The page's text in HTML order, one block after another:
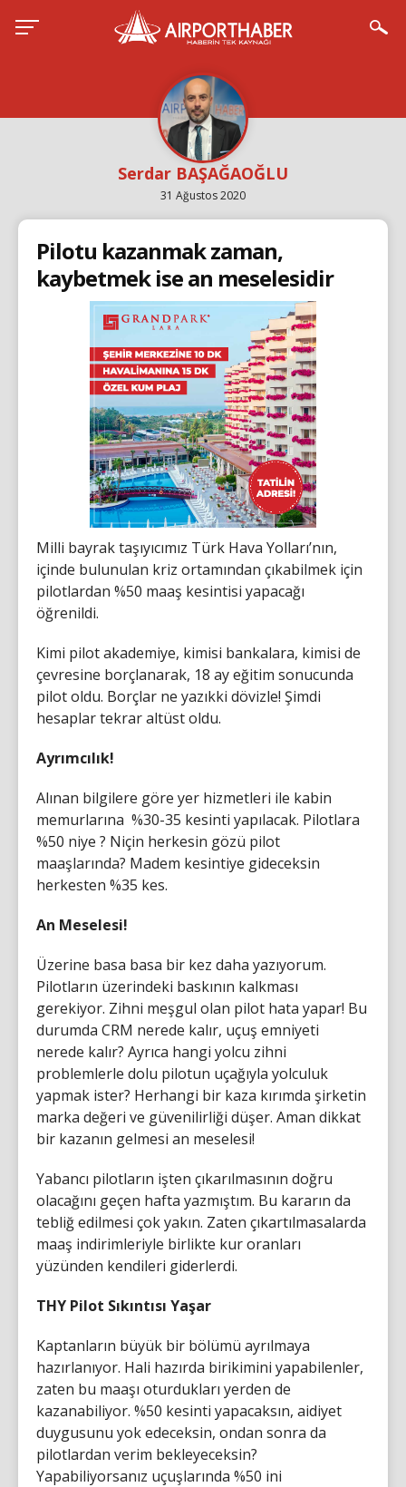
Serdar BAŞAĞAOĞLU
31 Ağustos 2020
Pilotu kazanmak zaman,
kaybetmek ise an meselesidir
Milli bayrak taşıyıcımız Türk Hava Yolları’nın,
içinde bulunulan kriz ortamından çıkabilmek için
pilotlardan %50 maaş kesintisi yapacağı
öğrenildi.
Kimi pilot akademiye, kimisi bankalara, kimisi de
çevresine borçlanarak, 18 ay eğitim sonucunda
pilot oldu. Borçlar ne yazıkki dövizle! Şimdi
hesaplar tekrar altüst oldu.
Ayrımcılık!
Alınan bilgilere göre yer hizmetleri ile kabin
memurlarına %30-35 kesinti yapılacak. Pilotlara
%50 niye ? Niçin herkesin gözü pilot
maaşlarında? Madem kesintiye gideceksin
herkesten %35 kes.
An Meselesi!
Üzerine basa basa bir kez daha yazıyorum.
Pilotların üzerindeki baskının kalkması
gerekiyor. Zihni meşgul olan pilot hata yapar! Bu
durumda CRM nerede kalır, uçuş emniyeti
nerede kalır? Ayrıca hangi yolcu zihni
problemlerle dolu pilotun uçağıyla yolculuk
yapmak ister? Herhangi bir kaza kırımda şirketin
marka değeri ve güvenilirliği düşer. Aman dikkat
bir kazanın gelmesi an meselesi!
Yabancı pilotların işten çıkarılmasının doğru
olacağını geçen hafta yazmıştım. Bu kararın da
tebliğ edilmesi çok yakın. Zaten çıkartılmasalarda
maaş indirimleriyle birlikte kur oranları
yüzünden kendileri giderlerdi.
THY Pilot Sıkıntısı Yaşar
Kaptanların büyük bir bölümü ayrılmaya
hazırlanıyor. Hali hazırda birikimini yapabilenler,
zaten bu maaşı oturdukları yerden de
kazanabiliyor. %50 kesinti yapacaksın, aidiyet
duygusunu yok edeceksin, ondan sonra da
pilotlardan verim bekleyeceksin?
Yapabiliyorsanız uçuşlarında %50 ini